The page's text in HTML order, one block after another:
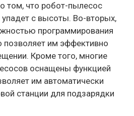
том, что робот-пылесос
с высоты. Во-вторых,
программирования
позволяет им эффективно
Кроме того, многие
оснащены функцией
им автоматически
станции для подзарядки